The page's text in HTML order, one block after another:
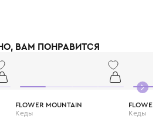
туфли, стильные кроссовки, сапоги и
активных игр без вреда для здоровья,
фундамент правильного развития опорно-
ВАМ ПОНРАВИТСЯ
FLOWER MOUNTAIN
Кеды Кеды